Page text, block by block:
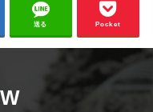
送る Pocket